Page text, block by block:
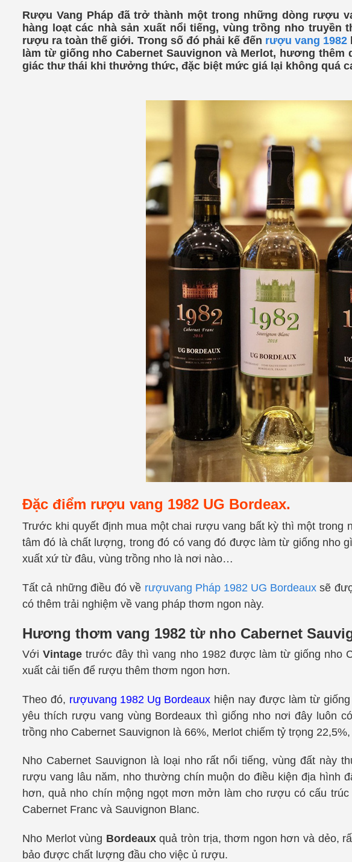
Rượu Vang Pháp đã trở thành một trong những dòng rượu
hàng loạt các nhà sản xuất nổi tiếng, vùng trồng nho truyền
rượu ra toàn thế giới. Trong số đó phải kế đến rượu vang 1982
làm từ giống nho Cabernet Sauvignon và Merlot, hương
giác thư thái khi thưởng thức, đặc biệt mức giá lại không quá
Đặc điểm rượu vang 1982 UG Bordeax.
Trước khi quyết định mua một chai rượu vang bất kỳ thì một trong
tâm đó là chất lượng, trong đó có vang đó được làm từ giống nho
xuất xứ từ đâu, vùng trồng nho là nơi nào…
Tất cả những điều đó về rượuvang Pháp 1982 UG Bordeauxsẽ
có thêm trải nghiệm về vang pháp thơm ngon này.
Hương thơm vang 1982 từ nho Cabernet
VớiVintage trước đây thìvang nho 1982 được làm từ giống nho
xuất cải tiến để rượu thêm thơm ngon hơn.
Theo đó, rượuvang 1982 Ug Bordeaux hiện nay được làm từ
yêu thích rượu vang vùng Bordeaux thì giống nho nơi đây luôn
trồng nho Cabernet Sauvignon là 66%, Merlot chiếm tỷ trọng 22,5%,
Nho Cabernet Sauvignon là loại nho rất nổi tiếng, vùng đất này
rượu vang lâu năm, nho thường chín muộn do điều kiện địa hình
hơn, quả nho chín mộng ngọt mơn mởn làm cho rượu có cấu
Cabernet Franc và Sauvignon Blanc.
Nho Merlot vùng Bordeauxquả tròn trịa, thơm ngon hơn và dẻo,
bảo được chất lượng đầu cho việc ủ rượu.